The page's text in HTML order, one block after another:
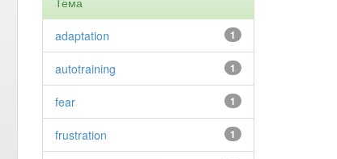
1
adaptation
1
autotraining
1
fear
1
frustration